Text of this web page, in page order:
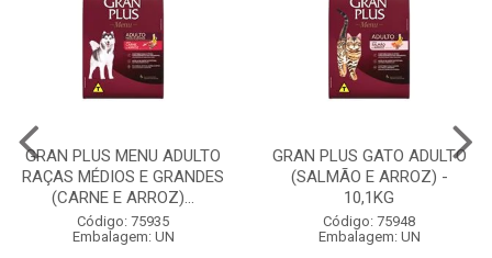
GRAN PLUS MENU ADULTO
RAÇAS MÉDIOS E GRANDES
(CARNE E ARROZ)...
Código: 75935
Embalagem: UN
GRAN PLUS GATO ADULTO
(SALMÃO E ARROZ) -
10,1KG
Código: 75948
Embalagem: UN